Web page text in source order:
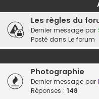
Les règles du
Dernier message par
Posté dans Le forum
Photographie
Dernier message par
Réponses : 148